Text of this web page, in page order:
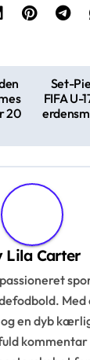
20
Set-
FIFA U-
Lila Carter
Med
en dyb
kommentar